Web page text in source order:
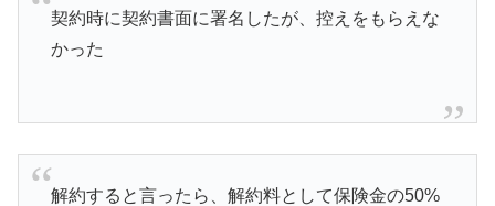
契約時に契約書面に署名したが、控えをもらえな
かった
解約すると言ったら、解約料として保険金の50%